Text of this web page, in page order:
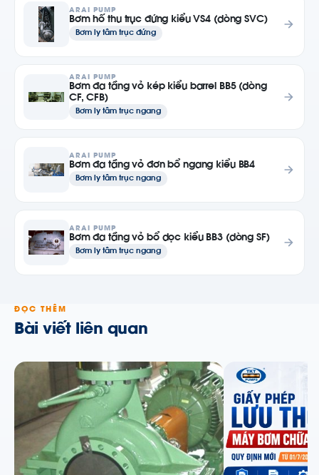
ARAI PUMP
Bơm hố thu trục đứng kiểu VS4 (dòng SVC)
Bơm ly tâm trục đứng
ARAI PUMP
Bơm đa tầng vỏ kép kiểu barrel BB5 (dòng
CF, CFB)
Bơm ly tâm trục ngang
ARAI PUMP
Bơm đa tầng vỏ đơn bổ ngang kiểu BB4
Bơm ly tâm trục ngang
ARAI PUMP
Bơm đa tầng vỏ bổ dọc kiểu BB3 (dòng SF)
Bơm ly tâm trục ngang
ĐỌC THÊM
Bài viết liên quan